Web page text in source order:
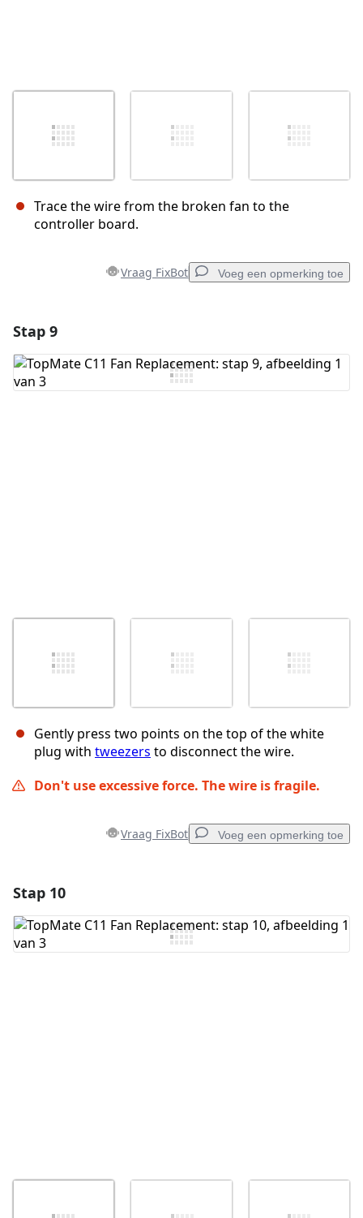
Trace the wire from the broken fan to the
controller board.
Vraag FixBot Voeg een opmerking toe
Voeg opmerking toe
Stap 9
Gently press two points on the top of the white
plug with tweezers to disconnect the wire.
Don't use excessive force. The wire is fragile.
Vraag FixBot Voeg een opmerking toe
Voeg opmerking toe
Stap 10